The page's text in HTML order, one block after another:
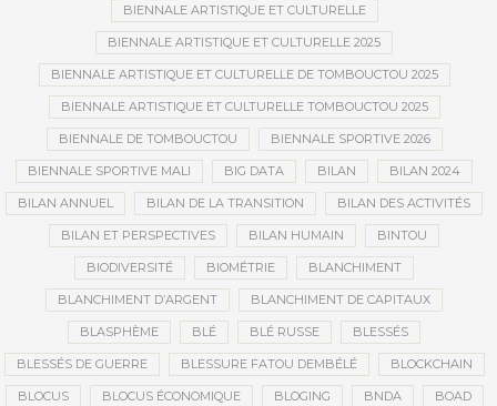
BIENNALE ARTISTIQUE ET CULTURELLE
BIENNALE ARTISTIQUE ET CULTURELLE 2025
BIENNALE ARTISTIQUE ET CULTURELLE DE TOMBOUCTOU 2025
BIENNALE ARTISTIQUE ET CULTURELLE TOMBOUCTOU 2025
BIENNALE DE TOMBOUCTOU BIENNALE SPORTIVE 2026
BIENNALE SPORTIVE MALI BIG DATA BILAN BILAN 2024
BILAN ANNUEL BILAN DE LA TRANSITION BILAN DES ACTIVITÉS
BILAN ET PERSPECTIVES BILAN HUMAIN BINTOU
BIODIVERSITÉ BIOMÉTRIE BLANCHIMENT
BLANCHIMENT D’ARGENT BLANCHIMENT DE CAPITAUX
BLASPHÈME BLÉ BLÉ RUSSE BLESSÉS
BLESSÉS DE GUERRE BLESSURE FATOU DEMBÉLÉ BLOCKCHAIN
BLOCUS BLOCUS ÉCONOMIQUE BLOGING BNDA BOAD